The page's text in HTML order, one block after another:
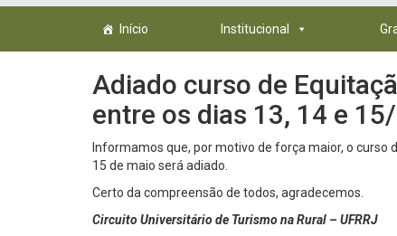
Início Institucional
Adiado curso de
entre os dias 13, 14 e
Informamos que, por motivo de força maior, o curso
15 de maio será adiado.
Certo da compreensão de todos, agradecemos.
Circuito Universitário de Turismo na Rural – UFRRJ